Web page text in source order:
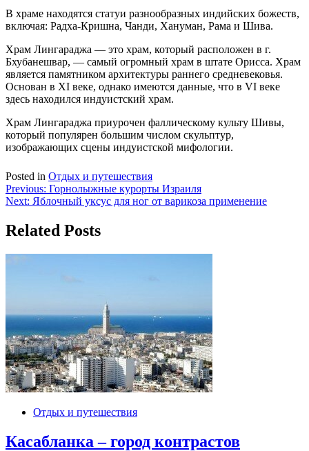
В храме находятся статуи разнообразных индийских божеств,
включая: Радха-Кришна, Чанди, Хануман, Рама и Шива.
Храм Лингараджа — это храм, который расположен в г.
Бхубанешвар, — самый огромный храм в штате Орисса. Храм
является памятником архитектуры раннего средневековья.
Основан в XI веке, однако имеются данные, что в VI веке
здесь находился индуистский храм.
Храм Лингараджа приурочен фаллическому культу Шивы,
который популярен большим числом скульптур,
изображающих сцены индуистской мифологии.
Posted in Отдых и путешествия
Навигация
по
записям
Previous: Горнолыжные курорты Израиля
Next: Яблочный уксус для ног от варикоза применение
Related Posts
Отдых и путешествия
Касабланка – город контрастов